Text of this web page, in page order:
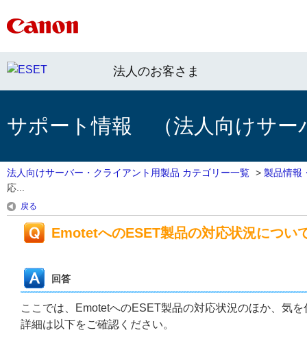
法人のお客さま
サポート情報 （法人向けサー
法人向けサーバー・クライアント用製品 カテゴリー一覧 > 製品情報
応...
戻る
EmotetへのESET製品の対応状況につい
回答
ここでは、EmotetへのESET製品の対応状況のほか、気
詳細は以下をご確認ください。